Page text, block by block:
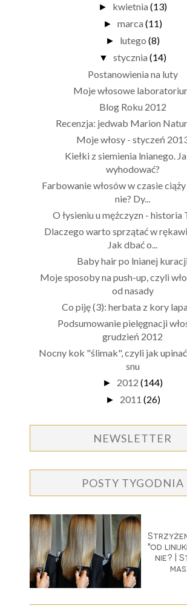
► kwietnia (13)
► marca (11)
► lutego (8)
▼ stycznia (14)
Postanowienia na luty
Moje włosowe
Blog Roku 2012
Recenzja: jedwab Marion
Moje włosy - styczeń
Kiełki z siemienia lnianego.
wyhodować?
Farbowanie włosów w czasie
nie? Dy...
O łysieniu u mężczyzn - historia
Dlaczego warto sprzątać w
Jak dbać o...
Baby hair po lnianej kuracji
Moje sposoby na push-up, czyli
od nasady
Co piję (3): herbata z kory
Podsumowanie pielęgnacji
grudzień 2012
Nocny kok "ślimak", czyli jak
snu
► 2012 (144)
► 2011 (26)
NEWSLETTER
POSTY TYGODNIA
"od
nie? |